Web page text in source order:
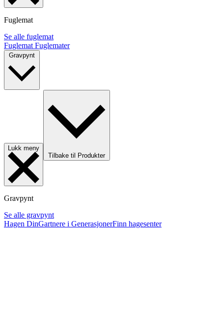
Fuglemat
Se alle fuglemat
Fuglemat Fuglemater
Lukk meny
Tilbake til Produkter
Gravpynt
Se alle gravpynt
Hagen DinGartnere i GenerasjonerFinn hagesenter